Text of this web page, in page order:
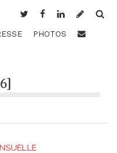
PHOTOS